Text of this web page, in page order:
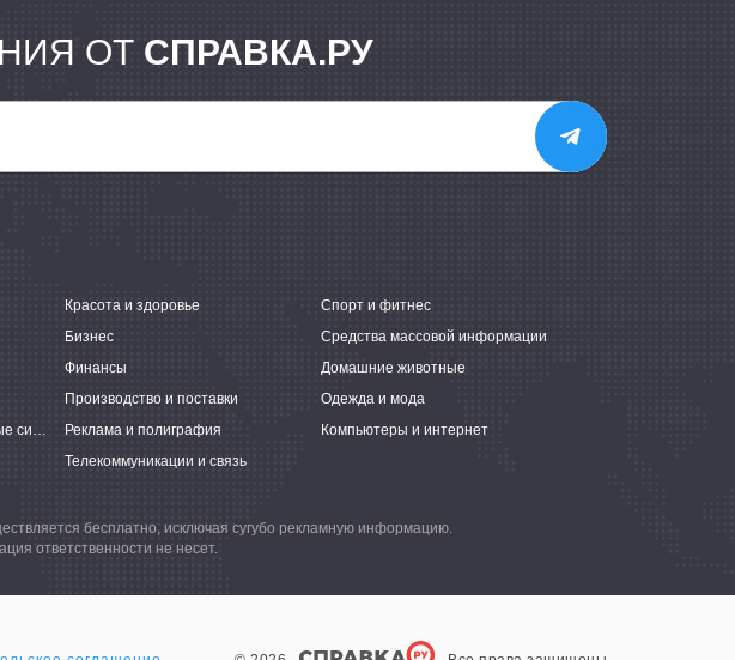
ОТ СПРАВКА.РУ
Красота и здоровье
Спорт и фитнес
Бизнес
Средства массовой информации
Финансы
Домашние животные
Производство и поставки
Одежда и мода
Справочно-информационные системы Реклама и полиграфия
Компьютеры и интернет
Телекоммуникации и связь
бесплатно, исключая сугубо рекламную информацию.
ответственности не несет.